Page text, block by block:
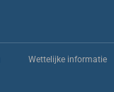
Wettelijke informatie